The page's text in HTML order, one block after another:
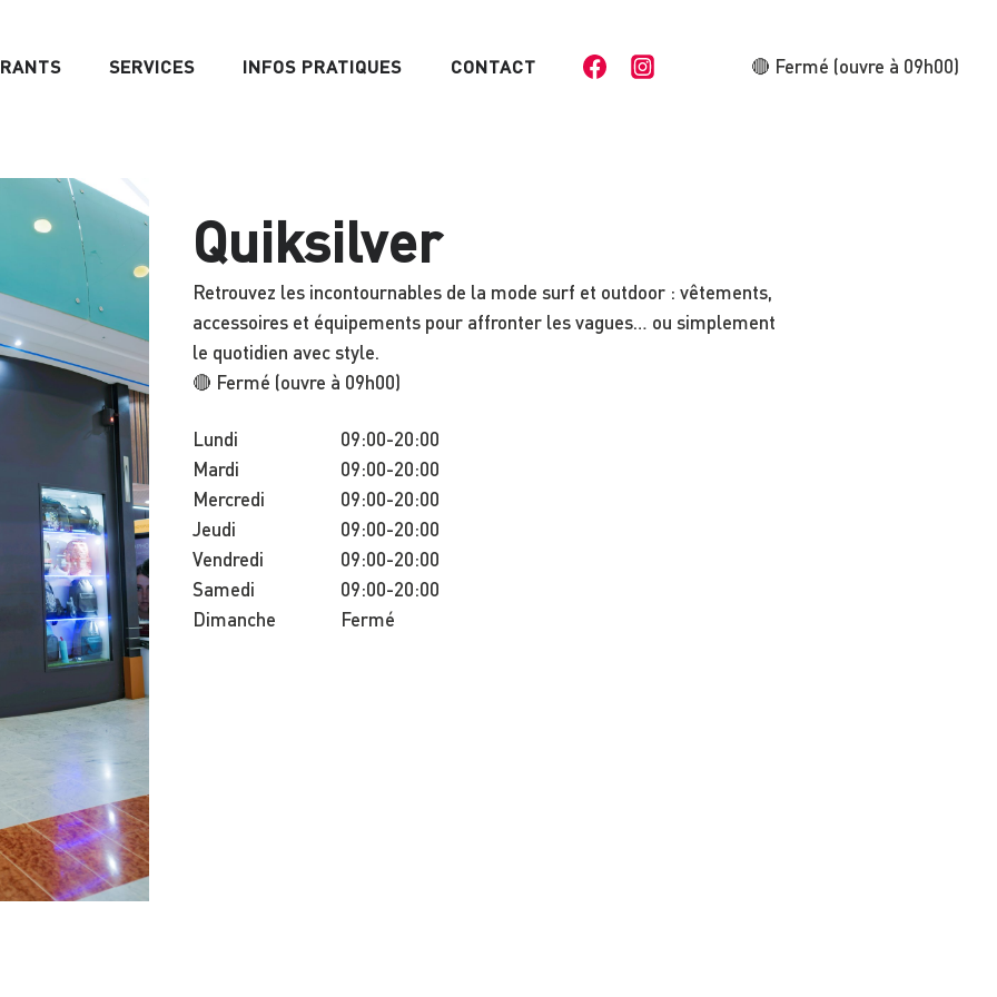
SERVICES INFOS PRATIQUES CONTACT 🔴 Fermé (ouvre à 09h00)
Quiksilver
Retrouvez les incontournables de la mode surf et outdoor : vêtements,
accessoires et équipements pour affronter les vagues… ou simplement
le quotidien avec style.
🔴 Fermé (ouvre à 09h00)
Lundi
Mardi
Mercredi
Jeudi
Vendredi
Samedi
Dimanche
09:00-20:00
09:00-20:00
09:00-20:00
09:00-20:00
09:00-20:00
09:00-20:00
Fermé